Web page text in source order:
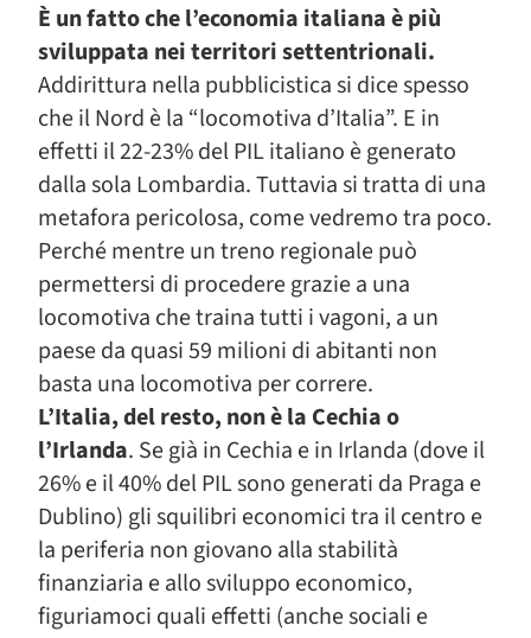
È un fatto che l’economia italiana è più
sviluppata nei territori settentrionali.
Addirittura nella pubblicistica si dice spesso
che il Nord è la “locomotiva d’Italia”. E in
effetti il 22-23% del PIL italiano è generato
dalla sola Lombardia. Tuttavia si tratta di una
metafora pericolosa, come vedremo tra poco.
Perché mentre un treno regionale può
permettersi di procedere grazie a una
locomotiva che traina tutti i vagoni, a un
paese da quasi 59 milioni di abitanti non
basta una locomotiva per correre.
L’Italia, del resto, non è la Cechia o
l’Irlanda. Se già in Cechia e in Irlanda (dove il
26% e il 40% del PIL sono generati da Praga e
Dublino) gli squilibri economici tra il centro e
la periferia non giovano alla stabilità
finanziaria e allo sviluppo economico,
figuriamoci quali effetti (anche sociali e